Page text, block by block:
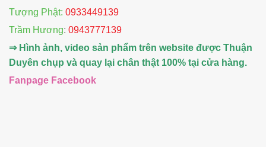
Tượng Phật: 0933449139
Trầm Hương: 0943777139
⇒ Hình ảnh, video sản phẩm trên website được Thuận
Duyên chụp và quay lại chân thật 100% tại cửa hàng.
Fanpage Facebook